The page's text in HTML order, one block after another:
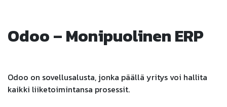
Odoo – Monipuolinen ERP
Odoo on sovellusalusta, jonka päällä yritys voi hallita
kaikki liiketoimintansa prosessit.